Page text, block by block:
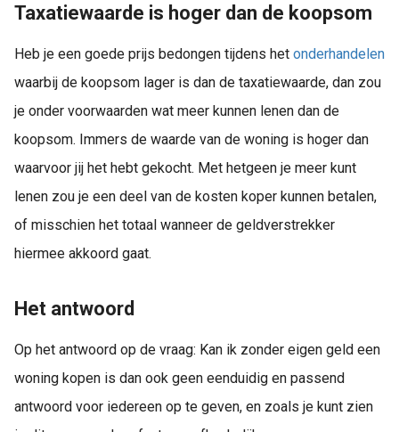
Taxatiewaarde is hoger dan de koopsom
Heb je een goede prijs bedongen tijdens het onderhandelen
waarbij de koopsom lager is dan de taxatiewaarde, dan zou
je onder voorwaarden wat meer kunnen lenen dan de
koopsom. Immers de waarde van de woning is hoger dan
waarvoor jij het hebt gekocht. Met hetgeen je meer kunt
lenen zou je een deel van de kosten koper kunnen betalen,
of misschien het totaal wanneer de geldverstrekker
hiermee akkoord gaat.
Het antwoord
Op het antwoord op de vraag: Kan ik zonder eigen geld een
woning kopen is dan ook geen eenduidig en passend
antwoord voor iedereen op te geven, en zoals je kunt zien